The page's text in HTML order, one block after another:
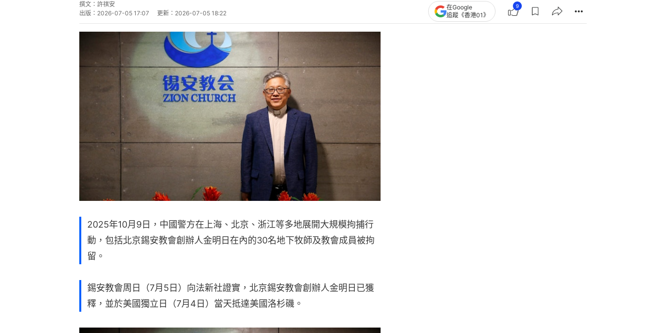
撰文： 許祺安
出版： 2026-07-05 17:07 更新： 2026-07-05 18:22
在Google
追蹤《香港01》
9
2025年10月9日，中國警方在上海、北京、浙江等多地展開大規模拘捕行
動，包括北京錫安教會創辦人金明日在內的30名地下牧師及教會成員被拘
留。
錫安教會周日（7月5日）向法新社證實，北京錫安教會創辦人金明日已獲
釋，並於美國獨立日（7月4日）當天抵達美國洛杉磯。